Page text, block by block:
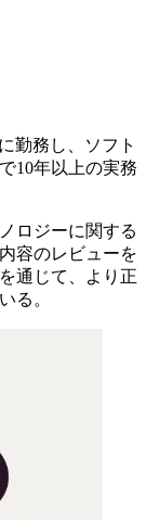
勤務し、ソフト
10年以上の実務
ロジーに関する
容のレビューを
通じて、より正
る。